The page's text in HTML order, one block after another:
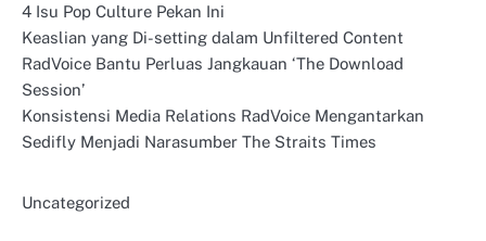
4 Isu Pop Culture Pekan Ini
Keaslian yang Di-setting dalam Unfiltered Content
RadVoice Bantu Perluas Jangkauan ‘The Download
Session’
Konsistensi Media Relations RadVoice Mengantarkan
Sedifly Menjadi Narasumber The Straits Times
Uncategorized